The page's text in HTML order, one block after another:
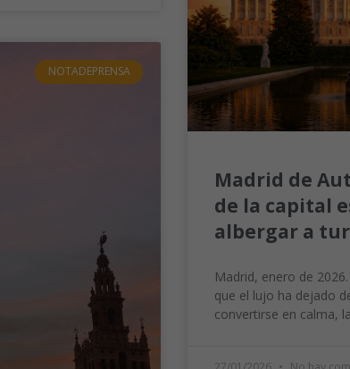
NOTADEPRENSA
Madrid de
de la capital
albergar a
Madrid, enero de
que el lujo ha dejado
convertirse en calma,